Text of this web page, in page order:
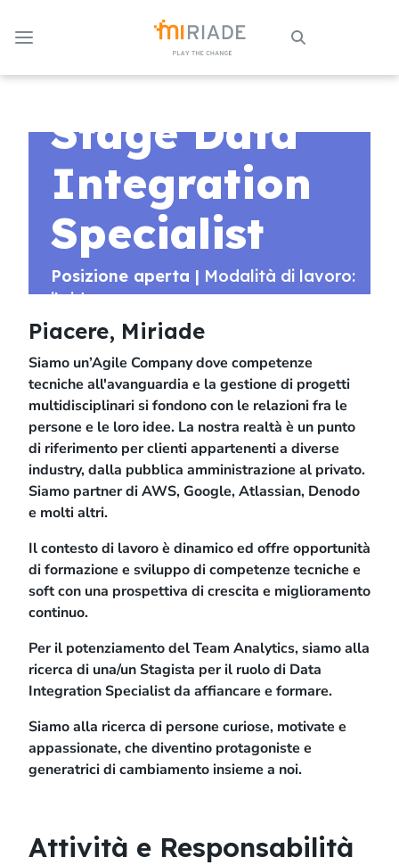
Stage Data
Integration
Specialist
Posizione aperta | Modalità di lavoro:
ibrida
Piacere, Miriade
Siamo un’Agile Company dove competenze
tecniche all'avanguardia e la gestione di progetti
multidisciplinari si fondono con le relazioni fra le
persone e le loro idee. La nostra realtà è un punto
di riferimento per clienti appartenenti a diverse
industry, dalla pubblica amministrazione al privato.
Siamo partner di AWS, Google, Atlassian, Denodo
e molti altri.
Il contesto di lavoro è dinamico ed offre opportunità
di formazione e sviluppo di competenze tecniche e
soft con una prospettiva di crescita e miglioramento
continuo.
Per il potenziamento del Team Analytics, siamo alla
ricerca di una/un Stagista per il ruolo di Data
Integration Specialist da affiancare e formare.
Siamo alla ricerca di persone curiose, motivate e
appassionate, che diventino protagoniste e
generatrici di cambiamento insieme a noi.
Attività e Responsabilità